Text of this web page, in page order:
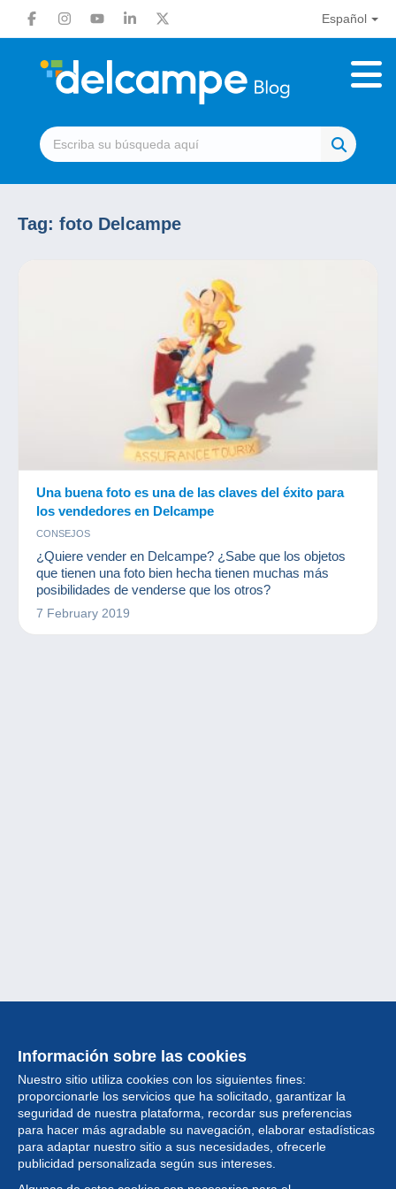
Español
Tag: foto Delcampe
Una buena foto es una de las claves del éxito para
los vendedores en Delcampe
CONSEJOS
¿Quiere vender en Delcampe? ¿Sabe que los objetos
que tienen una foto bien hecha tienen muchas más
posibilidades de venderse que los otros?
7 February 2019
Información sobre las cookies
Nuestro sitio utiliza cookies con los siguientes fines:
proporcionarle los servicios que ha solicitado, garantizar la
seguridad de nuestra plataforma, recordar sus preferencias
para hacer más agradable su navegación, elaborar estadísticas
para adaptar nuestro sitio a sus necesidades, ofrecerle
publicidad personalizada según sus intereses.
Colección